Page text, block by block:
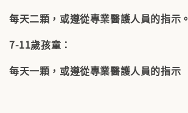
每天二顆，或遵從專業醫護人員的指示。
7-11歲孩童：
每天一顆，或遵從專業醫護人員的指示